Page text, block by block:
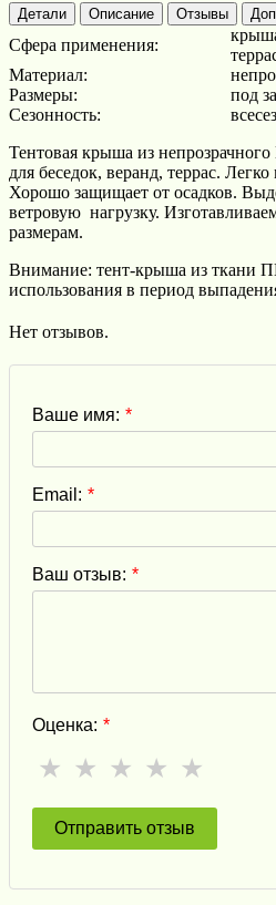
Детали Описание Отзывы
Сфера применения:
Материал:
Размеры:
под
Сезонность:
Тентовая крыша из
для беседок, веранд, террас.
Хорошо защищает от осадков.
ветровую нагрузку.
размерам.
Внимание: тент-крыша из ткани
использования в период
Нет отзывов.
Ваше имя: *
Email: *
Ваш отзыв: *
Оценка: *
★
★
★
★
★